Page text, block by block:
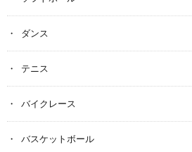
ダンス
テニス
バイクレース
バスケットボール